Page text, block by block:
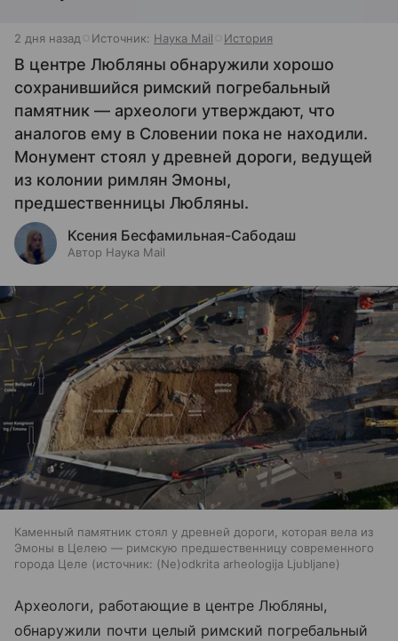
2 дня назад Источник: Наука Mail История
В центре Любляны обнаружили хорошо
сохранившийся римский погребальный
памятник — археологи утверждают, что
аналогов ему в Словении пока не находили.
Монумент стоял у древней дороги, ведущей
из колонии римлян Эмоны,
предшественницы Любляны.
Ксения Бесфамильная-Сабодаш
Автор Наука Mail
Каменный памятник стоял у древней дороги, которая вела из
Эмоны в Целею — римскую предшественницу современного
города Целе
источник: (Ne)odkrita arheologija Ljubljane
Археологи, работающие в центре Любляны,
обнаружили почти целый римский погребальный